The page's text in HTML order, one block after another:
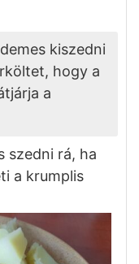
kiszedni
hogy a
a
szedni rá, ha
a krumplis